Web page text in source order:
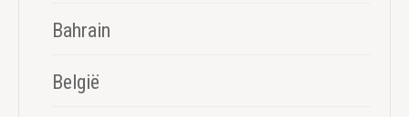
Bahrain
België